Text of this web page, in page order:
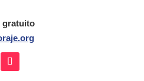
gratuito